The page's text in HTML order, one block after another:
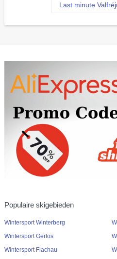
Last minute
Populaire skigebieden
Wintersport Winterberg
Wintersport Gerlos
Wintersport Flachau